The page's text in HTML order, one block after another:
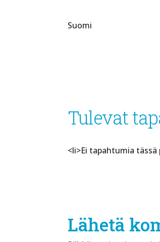
Suomi
Tulevat
<li>Ei tapahtumia tässä
Lähetä